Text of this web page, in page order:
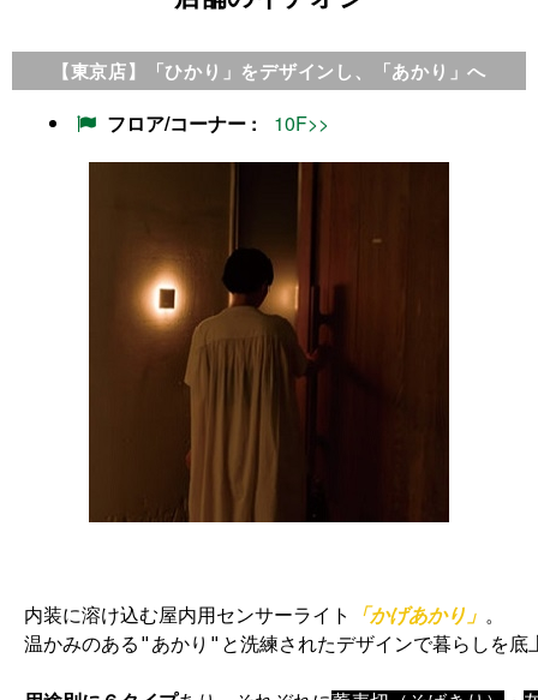
【東京店】「ひかり」をデザインし、「あかり」へ
フロア/コーナー 10F>>
内装に溶け込む屋内用センサーライト 「かげあかり」 。
温かみのある"あかり"と洗練されたデザインで暮らしを底